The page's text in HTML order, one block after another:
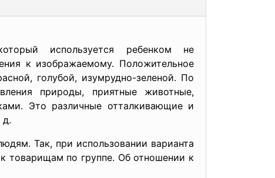
используется ребенком не
к изображаемому. Положительное
голубой, изумрудно-зеленой. По
природы, приятные животные,
Это различные отталкивающие и
д.
Так, при использовании варианта
товарищам по группе. Об отношении к